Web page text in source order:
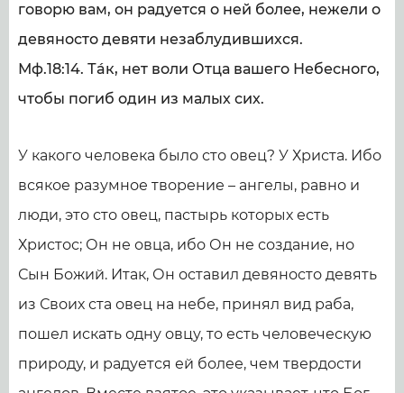
говорю вам, он радуется о ней более, нежели о
девяносто девяти незаблудившихся.
Мф.18:14. Тáк, нет воли Отца вашего Небесного,
чтобы погиб один из малых сих.
У какого человека было сто овец? У Христа. Ибо
всякое разумное творение – ангелы, равно и
люди, это сто овец, пастырь которых есть
Христос; Он не овца, ибо Он не создание, но
Сын Божий. Итак, Он оставил девяносто девять
из Своих ста овец на небе, принял вид раба,
пошел искать одну овцу, то есть человеческую
природу, и радуется ей более, чем твердости